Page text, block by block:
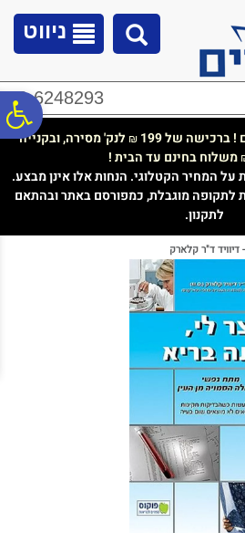
נגישות
ניווט
02-6248293
ברכישה של 199 ₪ לנק' מסירה, ובקנייה
משלוח בחינם עד הבית !
על המחיר הקטלוגי. הנחות אלו אינן מבצע.
לתקופה מוגבלת, כמפורסם באתר ובהתאם
לתקנון.
ד"ר קלארק